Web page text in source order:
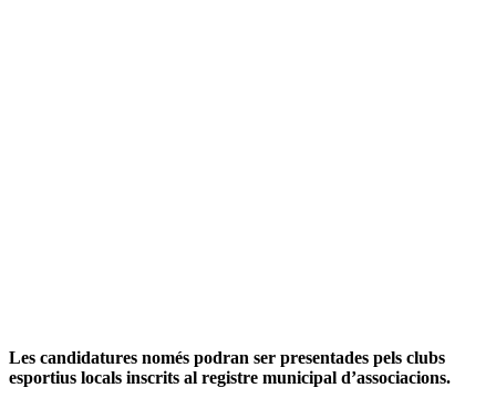
Les candidatures només podran ser presentades pels clubs
esportius locals inscrits al registre municipal d’associacions.